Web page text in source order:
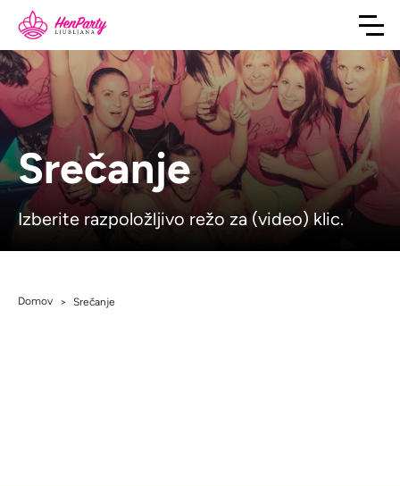
Srečanje
Izberite razpoložljivo režo za (video) klic.
Domov > Srečanje